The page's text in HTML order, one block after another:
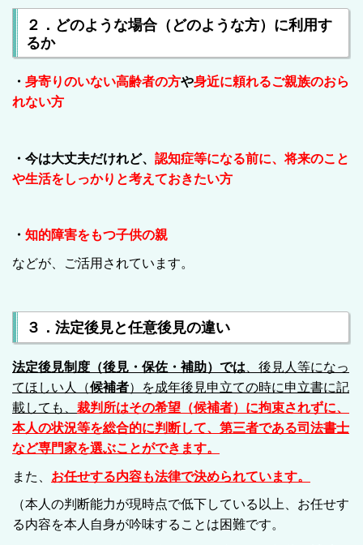
２．どのような場合（どのような方）に利用す
るか
・ 身寄りのいない高齢者の方や身近に頼れるご親族のおら
れない方
・今は大丈夫だけれど、 認知症等になる前に、将来のこと
や生活をしっかりと考えておきたい方
・ 知的障害をもつ子供の親
などが、ご活用されています。
３．法定後見と任意後見の違い
法定後見制度（後見・保佐・補助）では 、後見人等になっ
てほしい人（候補者）を成年後見申立ての時に申立書に記
載しても、 裁判所はその希望（候補者）に拘束されずに、
本人の状況等を総合的に判断して、第三者である司法書士
など専門家を選ぶことができます。
また、 お任せする内容も法律で決められています。
（本人の判断能力が現時点で低下している以上、お任せす
る内容を本人自身が吟味することは困難です。